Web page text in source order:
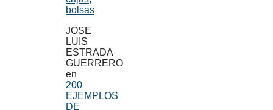
bolsas
JOSE
LUIS
ESTRADA
GUERRERO
en
200
EJEMPLOS
DE